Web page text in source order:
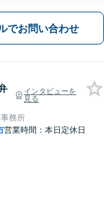
でお問い合わせ
インタビューを
見る
務所
営業時間：本日定休日